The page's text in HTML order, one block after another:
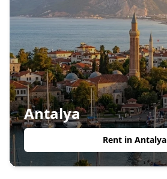
Antalya
Rent in Antalya